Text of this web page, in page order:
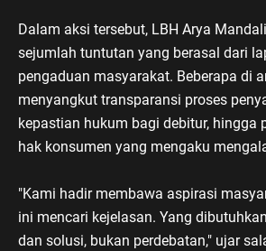
Dalam aksi tersebut, LBH Arya
sejumlah tuntutan yang berasal dari
pengaduan masyarakat. Beberapa di
menyangkut transparansi proses
kepastian hukum bagi debitur, hingga
hak konsumen yang mengaku
"Kami hadir membawa aspirasi
ini mencari kejelasan. Yang
dan solusi, bukan perdebatan," ujar